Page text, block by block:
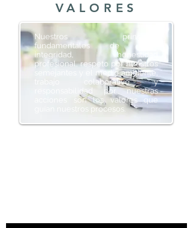
VALORES
Nuestros principios
fundamentales de ética,
integridad, honestidad
profesional, respeto por nuestros
semejantes y el medio ambiente,
trabajo colaborativo y
responsabilidad por nuestras
acciones son los valores que
guían nuestros procesos.